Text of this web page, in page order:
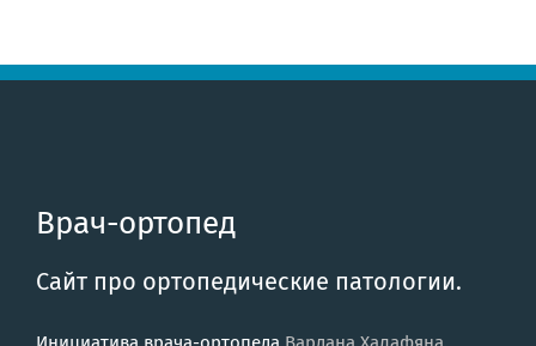
Врач-ортопед
Сайт про ортопедические патологии.